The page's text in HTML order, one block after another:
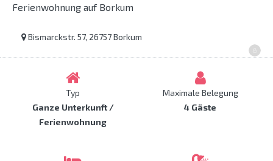
Ferienwohnung auf Borkum
Bismarckstr. 57, 26757 Borkum
Typ
Ganze Unterkunft /
Ferienwohnung
Maximale Belegung
4 Gäste